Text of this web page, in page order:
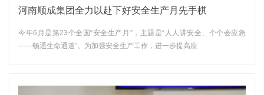
河南顺成集团全力以赴下好安全生产月先手棋
今年6月是第23个全国“安全生产月”，主题是“人人讲安全、个个会应急
——畅通生命通道”。为加强安全生产工作，进一步提高应